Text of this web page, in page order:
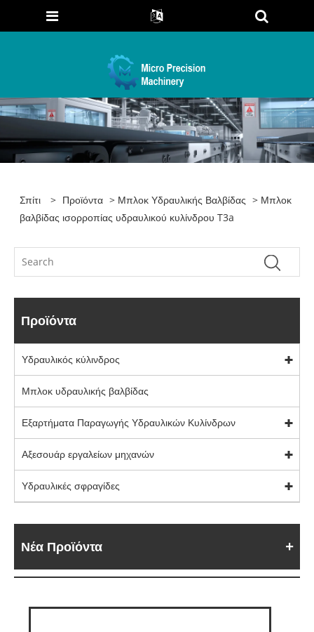
Σπίτι > Προϊόντα > Μπλοκ Υδραυλικής Βαλβίδας > Μπλοκ
βαλβίδας ισορροπίας υδραυλικού κυλίνδρου T3a
Προϊόντα
Υδραυλικός κύλινδρος
Μπλοκ υδραυλικής βαλβίδας
Εξαρτήματα Παραγωγής Υδραυλικών Κυλίνδρων
Αξεσουάρ εργαλείων μηχανών
Υδραυλικές σφραγίδες
Νέα Προϊόντα